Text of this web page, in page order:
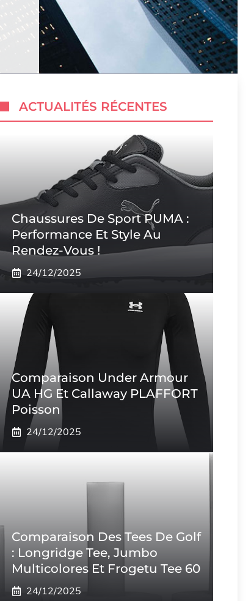
ACTUALITÉS RÉCENTES
Chaussures De Sport PUMA :
Performance Et Style Au
Rendez-Vous !
24/12/2025
Comparaison Under Armour
UA HG Et Callaway PLAFFORT
Poisson
24/12/2025
Comparaison Des Tees De Golf
: Longridge Tee, Jumbo
Multicolores Et Frogetu Tee 60
24/12/2025